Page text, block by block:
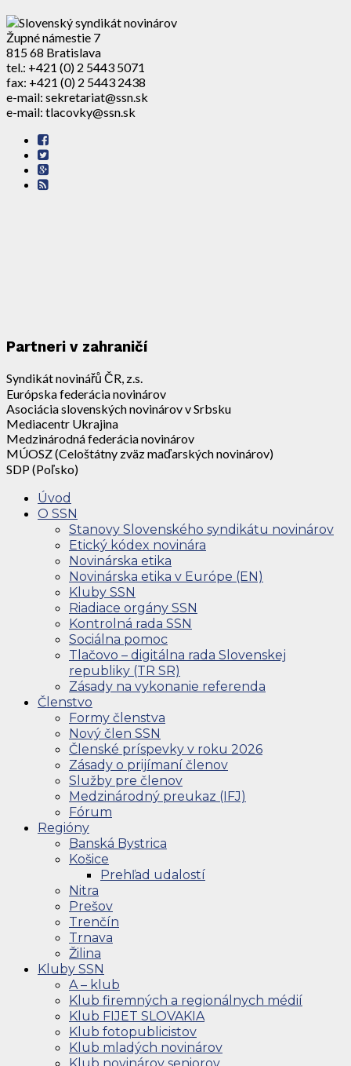
Župné námestie 7
815 68 Bratislava
tel.: +421 (0) 2 5443 5071
fax: +421 (0) 2 5443 2438
e-mail: sekretariat@ssn.sk
e-mail: tlacovky@ssn.sk
Partneri v zahraničí
Syndikát novinářů ČR, z.s.
Európska federácia novinárov
Asociácia slovenských novinárov v Srbsku
Mediacentr Ukrajina
Medzinárodná federácia novinárov
MÚOSZ (Celoštátny zväz maďarských novinárov)
SDP (Poľsko)
Úvod
O SSN
Stanovy Slovenského syndikátu novinárov
Etický kódex novinára
Novinárska etika
Novinárska etika v Európe (EN)
Kluby SSN
Riadiace orgány SSN
Kontrolná rada SSN
Sociálna pomoc
Tlačovo – digitálna rada Slovenskej
republiky (TR SR)
Zásady na vykonanie referenda
Členstvo
Formy členstva
Nový člen SSN
Členské príspevky v roku 2026
Zásady o prijímaní členov
Služby pre členov
Medzinárodný preukaz (IFJ)
Fórum
Regióny
Banská Bystrica
Košice
Prehľad udalostí
Nitra
Prešov
Trenčín
Trnava
Žilina
Kluby SSN
A – klub
Klub firemných a regionálnych médií
Klub FIJET SLOVAKIA
Klub fotopublicistov
Klub mladých novinárov